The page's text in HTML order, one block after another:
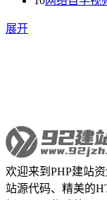
展开
欢迎来到PHP建站
站源代码、精美的